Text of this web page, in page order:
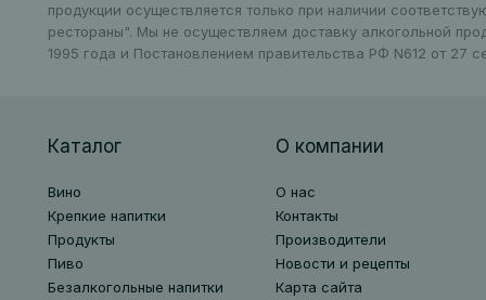
продукции осуществляется только при наличии
рестораны". Мы не осуществляем доставку алкогольной
1995 года и Постановлением правительства РФ N612 от 27
Каталог
Вино
Крепкие напитки
Продукты
Пиво
Безалкогольные напитки
О компании
О нас
Контакты
Производители
Новости и рецепты
Карта сайта